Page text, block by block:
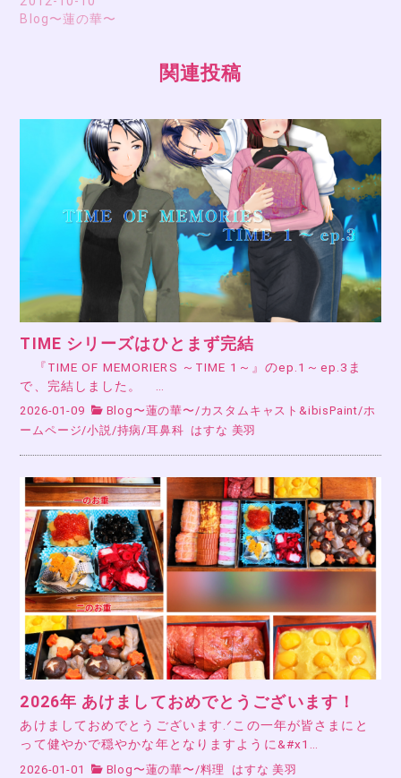
Blog〜蓮の華〜
関連投稿
TIME シリーズはひとまず完結
『TIME OF MEMORIERS ～TIME 1～』のep.1～ep.3ま
で、完結しました。 …
2026-01-09 Blog〜蓮の華〜/カスタムキャスト&ibisPaint/ホ
ームページ/小説/持病/耳鼻科 はすな 美羽
2026年 あけましておめでとうございます！
あけましておめでとうございます.ᐟこの一年が皆さまにと
って健やかで穏やかな年となりますように&#x1…
2026-01-01 Blog〜蓮の華〜 /料理 はすな 美羽